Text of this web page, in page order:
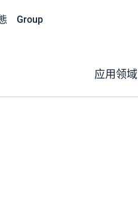
Group
应用领域